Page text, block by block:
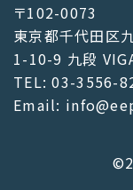
〒102-0073
東京都千代田区
1-10-9 九段
TEL: 03-3556-
Email: